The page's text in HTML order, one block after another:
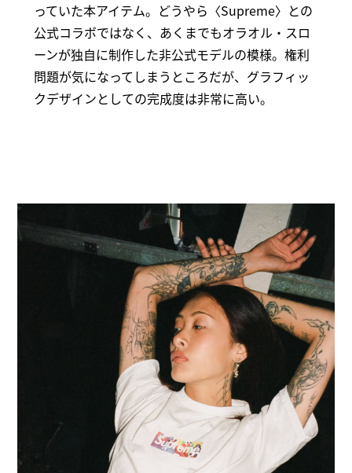
っていた本アイテム。どうやら〈Supreme〉との
公式コラボではなく、あくまでもオラオル・スロ
ーンが独自に制作した非公式モデルの模様。権利
問題が気になってしまうところだが、グラフィッ
クデザインとしての完成度は非常に高い。